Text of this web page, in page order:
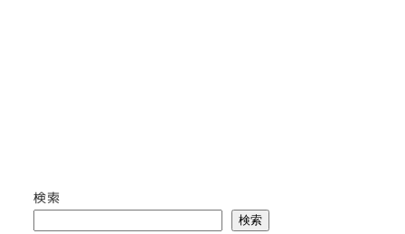
検索
検索